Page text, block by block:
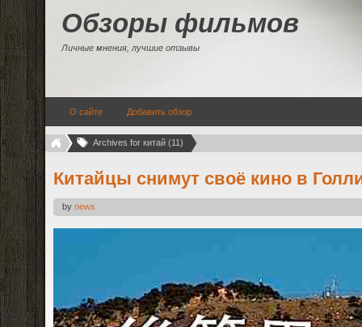
Обзоры фильмов
Личные мнения, лучшие отзывы
О сайте Добавить обзор
Archives for китай (11)
Китайцы снимут своё кино в
by news